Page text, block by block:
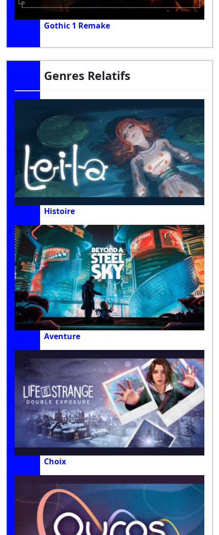
Gothic 1 Remake
Genres Relatifs
Histoire
Aventure
Choix